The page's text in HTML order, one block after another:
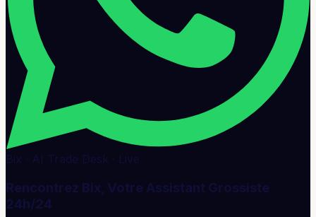
Bix · AI Trade Desk · Live
Rencontrez Bix, Votre Assistant Grossiste
24h/24